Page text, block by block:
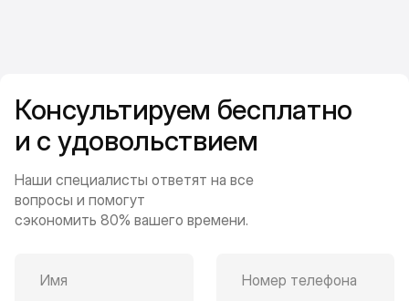
Консультируем бесплатно
и с удовольствием
Наши специалисты ответят на все
вопросы и помогут
сэкономить 80% вашего времени.
Имя Номер телефона